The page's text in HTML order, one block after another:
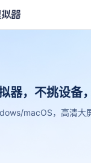
器，不挑设备
macOS，高清大